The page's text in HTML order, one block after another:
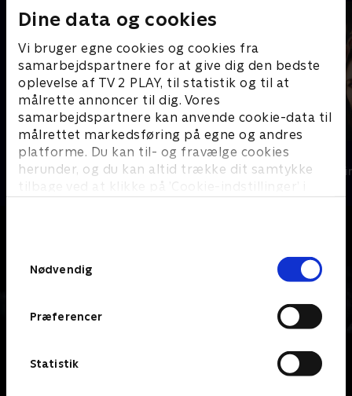
Dine data og cookies
Vi bruger egne cookies og cookies fra
samarbejdspartnere for at give dig den bedste
oplevelse af TV 2 PLAY, til statistik og til at
målrette annoncer til dig. Vores
samarbejdspartnere kan anvende cookie-data til
målrettet markedsføring på egne og andres
platforme. Du kan til- og fravælge cookies
herunder, og du kan altid trække dit samtykke
tilbage ved at klikke på ’Cookie-indstillinger’ i
Nødvendig
Præferencer
Statistik
The Au Pair
Krimi & Spænding • 1 sæsoner
Top Dog
Krimi &